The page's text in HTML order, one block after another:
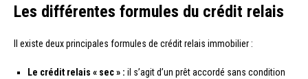
Les différentes formules du crédit relais
Il existe deux principales formules de crédit relais immobilier :
Le crédit relais « sec » : il s’agit d’un prêt accordé sans condition